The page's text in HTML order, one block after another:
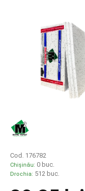
Cod. 176782
Chișinău: 0 buc.
Drochia: 512 buc.